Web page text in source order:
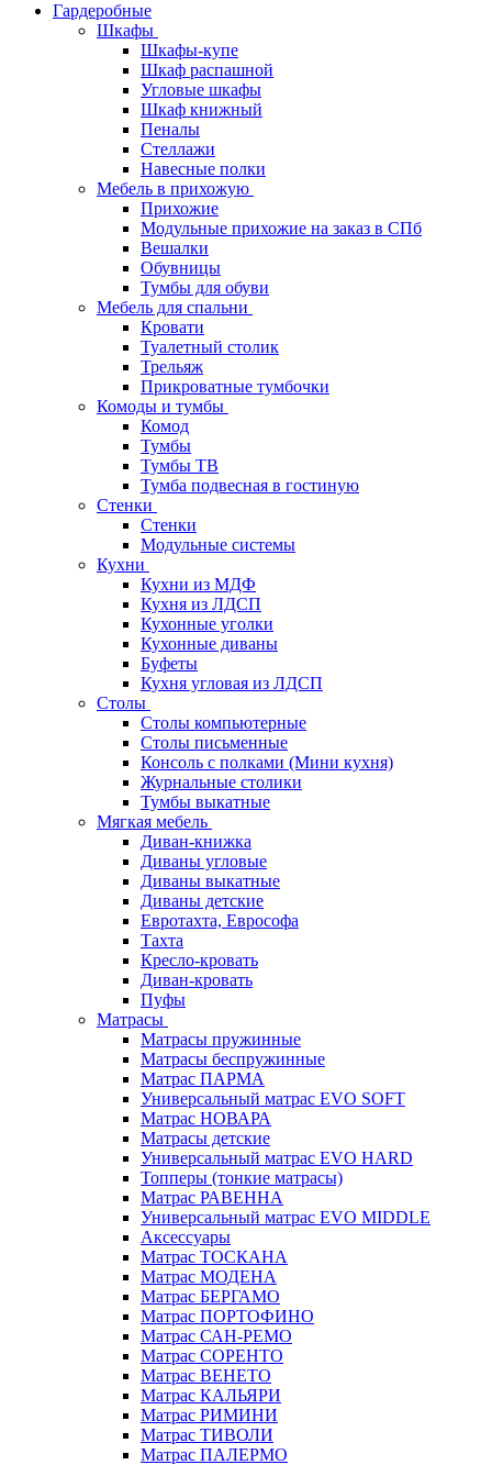
Гардеробные
Шкафы
Шкафы-купе
Шкаф распашной
Угловые шкафы
Шкаф книжный
Пеналы
Стеллажи
Навесные полки
Мебель в прихожую
Прихожие
Модульные прихожие на заказ в СПб
Вешалки
Обувницы
Тумбы для обуви
Мебель для спальни
Кровати
Туалетный столик
Трельяж
Прикроватные тумбочки
Комоды и тумбы
Комод
Тумбы
Тумбы ТВ
Тумба подвесная в гостиную
Стенки
Стенки
Модульные системы
Кухни
Кухни из МДФ
Кухня из ЛДСП
Кухонные уголки
Кухонные диваны
Буфеты
Кухня угловая из ЛДСП
Столы
Столы компьютерные
Столы письменные
Консоль с полками (Мини кухня)
Журнальные столики
Тумбы выкатные
Мягкая мебель
Диван-книжка
Диваны угловые
Диваны выкатные
Диваны детские
Евротахта, Еврософа
Тахта
Кресло-кровать
Диван-кровать
Пуфы
Матрасы
Матрасы пружинные
Матрасы беспружинные
Матрас ПАРМА
Универсальный матрас EVO SOFT
Матрас НОВАРА
Матрасы детские
Универсальный матрас EVO HARD
Топперы (тонкие матрасы)
Матрас РАВЕННА
Универсальный матрас EVO MIDDLE
Аксессуары
Матрас ТОСКАНА
Матрас МОДЕНА
Матрас БЕРГАМО
Матрас ПОРТОФИНО
Матрас САН-РЕМО
Матрас СОРЕНТО
Матрас ВЕНЕТО
Матрас КАЛЬЯРИ
Матрас РИМИНИ
Матрас ТИВОЛИ
Матрас ПАЛЕРМО